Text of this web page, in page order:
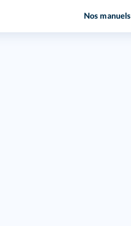
Nos manuels